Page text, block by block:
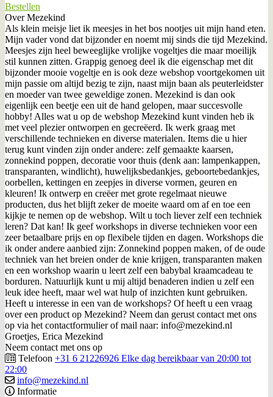
Bestellen
Over Mezekind
Als klein meisje liet ik meesjes in het bos nootjes uit mijn hand eten.
Mijn vader vond dat bijzonder en noemt mij sinds die tijd Mezekind.
Meesjes zijn heel beweeglijke vrolijke vogeltjes die maar moeilijk
stil kunnen zitten. Grappig genoeg deel ik die eigenschap met dit
bijzonder mooie vogeltje en is ook deze webshop voortgekomen uit
mijn passie om altijd bezig te zijn, naast mijn baan als peuterleidster
en moeder van twee geweldige zonen. Mezekind is dan ook
eigenlijk een beetje een uit de hand gelopen, maar succesvolle
hobby! Alles wat u op de webshop Mezekind kunt vinden heb ik
met veel plezier ontworpen en gecreëerd. Ik werk graag met
verschillende technieken en diverse materialen. Items die u hier
terug kunt vinden zijn onder andere: zelf gemaakte kaarsen,
zonnekind poppen, decoratie voor thuis (denk aan: lampenkappen,
transparanten, windlicht), huwelijksbedankjes, geboortebedankjes,
oorbellen, kettingen en zeepjes in diverse vormen, geuren en
kleuren! Ik ontwerp en creëer met grote regelmaat nieuwe
producten, dus het blijft zeker de moeite waard om af en toe een
kijkje te nemen op de webshop. Wilt u toch liever zelf een techniek
leren? Dat kan! Ik geef workshops in diverse technieken voor een
zeer betaalbare prijs en op flexibele tijden en dagen. Workshops die
ik onder andere aanbied zijn: Zonnekind poppen maken, of de oude
techniek van het breien onder de knie krijgen, transparanten maken
en een workshop waarin u leert zelf een babybal kraamcadeau te
borduren. Natuurlijk kunt u mij altijd benaderen indien u zelf een
leuk idee heeft, maar wel wat hulp of inzichten kunt gebruiken.
Heeft u interesse in een van de workshops? Of heeft u een vraag
over een product op Mezekind? Neem dan gerust contact met ons
op via het contactformulier of mail naar: info@mezekind.nl
Groetjes, Erica Mezekind
Neem contact met ons op
Telefoon +31 6 21226926 Elke dag bereikbaar van 20:00 tot
22:00
info@mezekind.nl
Informatie